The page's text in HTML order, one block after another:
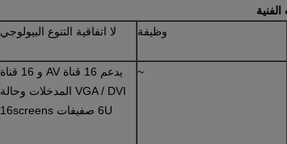
وظيفة لا اتفاقية التنوع البيولوجي
~
يدعم 16 قناة AV و 16 قناة
VGA / DVI المدخلات وحالة
6U صفيفات 16screens